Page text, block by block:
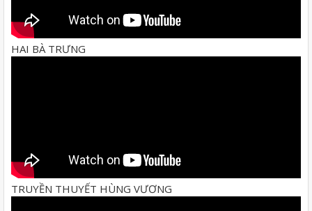
HAI BÀ TRƯNG
TRUYỀN THUYẾT HÙNG VƯƠNG